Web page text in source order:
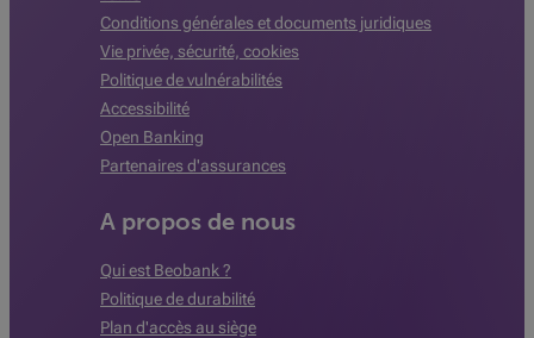
Conditions générales et documents juridiques
Vie privée, sécurité, cookies
Politique de vulnérabilités
Accessibilité
Open Banking
Partenaires d'assurances
A propos de nous
Qui est Beobank ?
Politique de durabilité
Plan d'accès au siège